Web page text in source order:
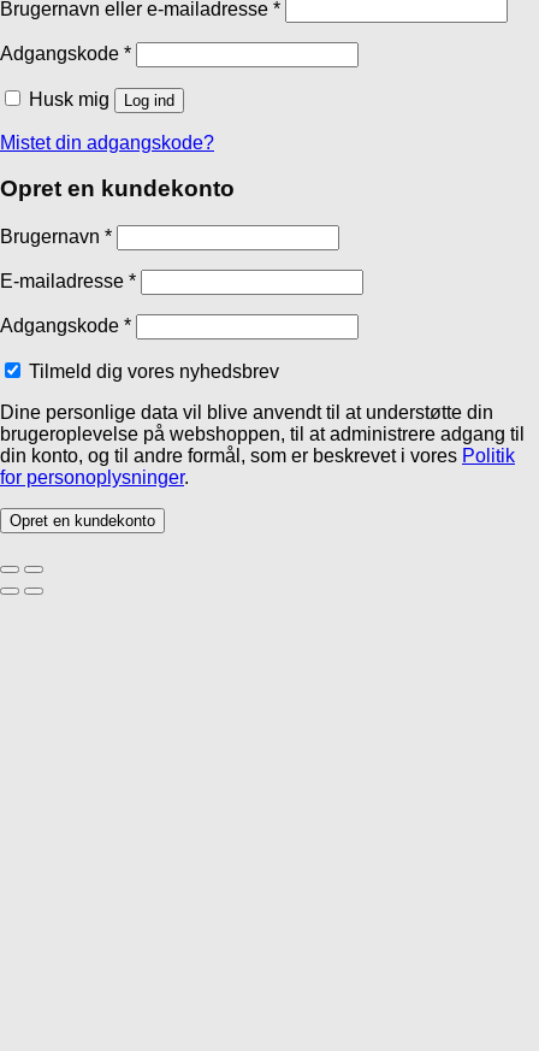
Brugernavn eller e-mailadresse *
Adgangskode *
Husk mig Log ind
Mistet din adgangskode?
Opret en kundekonto
Brugernavn *
E-mailadresse *
Adgangskode *
Tilmeld dig vores nyhedsbrev
Dine personlige data vil blive anvendt til at understøtte din
brugeroplevelse på webshoppen, til at administrere adgang til
din konto, og til andre formål, som er beskrevet i vores Politik
for personoplysninger.
Opret en kundekonto